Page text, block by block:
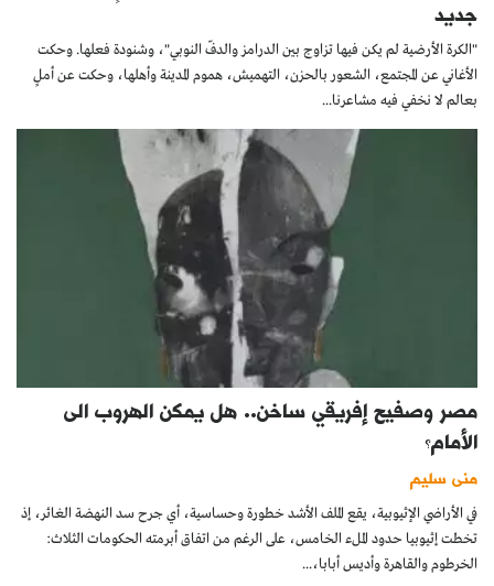
جديد
"الكرة الأرضية لم يكن فيها تزاوج بين الدرامز والدفّ النوبي"، وشنودة فعلها. وحكت
الأغاني عن المجتمع، الشعور بالحزن، التهميش، هموم المدينة وأهلها، وحكت عن أملٍ
بعالم لا نخفي فيه مشاعرنا...
مصر وصفيح إفريقي ساخن.. هل يمكن الهروب الى
الأمام؟
منى سليم
في الأراضي الإثيوبية، يقع الملف الأشد خطورة وحساسية، أي جرح سد النهضة الغائر، إذ
تخطت إثيوبيا حدود الملء الخامس، على الرغم من اتفاق أبرمته الحكومات الثلاث:
الخرطوم والقاهرة وأديس أبابا،...